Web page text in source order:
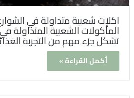
اكلات شعبية متداولة في
المأكولات الشعبية المتداولة
تشكل جزء مهم من التجربة
أكمل القراءة »